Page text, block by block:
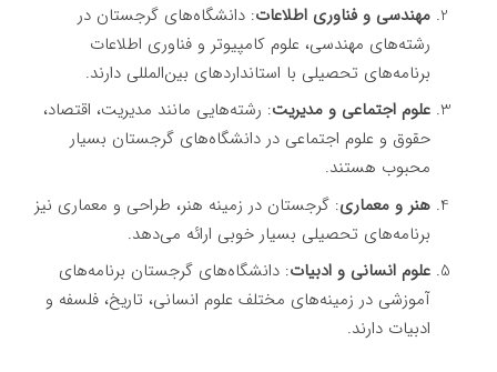
مهندسی و فناوری اطلاعات: دانشگاه‌های گرجستان در
رشته‌های مهندسی، علوم کامپیوتر و فناوری اطلاعات
برنامه‌های تحصیلی با استانداردهای بین‌المللی دارند.
علوم اجتماعی و مدیریت: رشته‌هایی مانند مدیریت، اقتصاد،
حقوق و علوم اجتماعی در دانشگاه‌های گرجستان بسیار
محبوب هستند.
هنر و معماری: گرجستان در زمینه هنر، طراحی و معماری نیز
برنامه‌های تحصیلی بسیار خوبی ارائه می‌دهد.
علوم انسانی و ادبیات: دانشگاه‌های گرجستان برنامه‌های
آموزشی در زمینه‌های مختلف علوم انسانی، تاریخ، فلسفه و
ادبیات دارند.